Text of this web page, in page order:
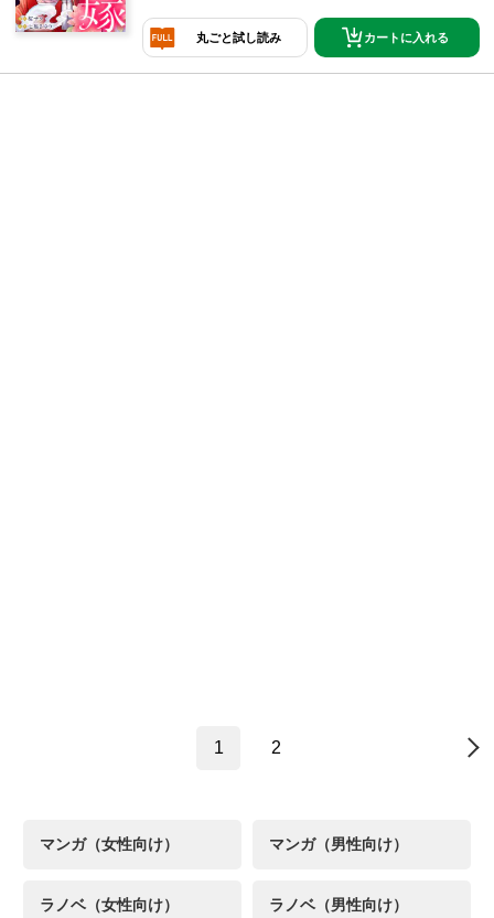
しくはないのか？」孤独な透明人間と、心優しい娘
が、夫婦（めおと）になって甘い愛を育む物語。
の祭壇に捧げられてしまう。彼女を迎えたのは栗花落
涼（つゆりすず）と名乗る狐面の男だった。神と呼ば
れる涼の正体は半人半妖。嫁など欲したことはないし
丸ごと試し読み カートに入れる
1 2 →
マンガ（女性向け） マンガ（男性向け）
ラノベ（女性向け） ラノベ（男性向け）